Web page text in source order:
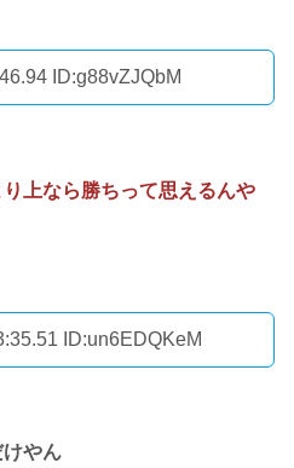
ID:g88vZJQbM
上なら勝ちって思えるんや
ID:un6EDQKeM
やん